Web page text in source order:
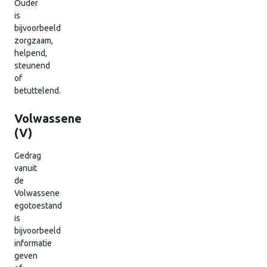
Ouder
is
bijvoorbeeld
zorgzaam,
helpend,
steunend
of
betuttelend.
Volwassene
(V)
Gedrag
vanuit
de
Volwassene
egotoestand
is
bijvoorbeeld
informatie
geven